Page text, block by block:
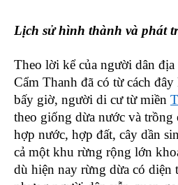
Lịch sử hình thành và phát
Theo lời kể của người dân
Cẩm Thanh đã có từ cách
bấy giờ, người di cư từ miền
theo giống dừa nước và
hợp nước, hợp đất, cây dần
cả một khu rừng rộng lớn
dù hiện nay rừng dừa có diện